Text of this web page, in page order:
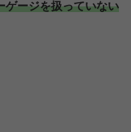
ゲージを扱っていない